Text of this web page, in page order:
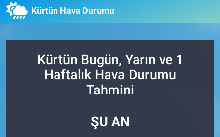
Kürtün Hava Durumu
Kürtün Bugün, Yarın ve 1
Haftalık Hava Durumu
Tahmini
ŞU AN
Son Dakika Haberleri